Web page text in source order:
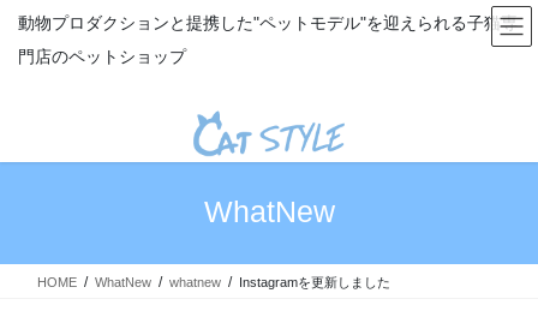
ス
ン
動物プロダクションと提携した"ペットモデル"を迎えられる子猫専
門店のペットショップ
WhatNew
HOME WhatNew whatnew Instagramを更新しました